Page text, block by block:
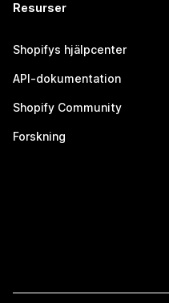
Resurser
Shopifys hjälpcenter
API-dokumentation
Shopify Community
Forskning